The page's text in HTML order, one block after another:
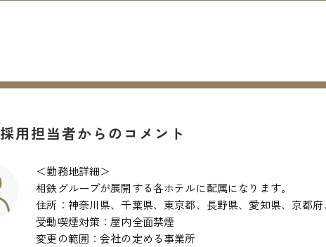
採用担当者からのコメント
＜勤務地詳細＞
相鉄グループが展開する各ホテルに配属になります。
住所：神奈川県、千葉県、東京都、長野県、愛知県、京都
受動喫煙対策：屋内全面禁煙
変更の範囲：会社の定める事業所